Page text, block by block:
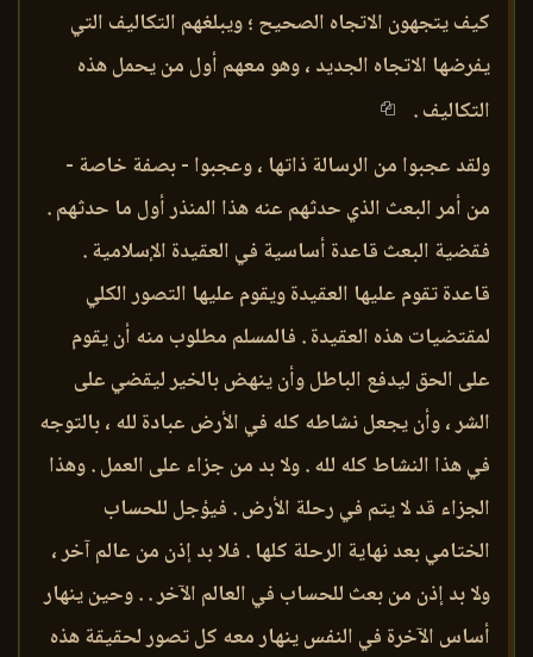
كيف يتجهون الاتجاه الصحيح ؛ ويبلغهم التكاليف التي
يفرضها الاتجاه الجديد ، وهو معهم أول من يحمل هذه
التكاليف .
ولقد عجبوا من الرسالة ذاتها ، وعجبوا - بصفة خاصة -
من أمر البعث الذي حدثهم عنه هذا المنذر أول ما حدثهم .
فقضية البعث قاعدة أساسية في العقيدة الإسلامية .
قاعدة تقوم عليها العقيدة ويقوم عليها التصور الكلي
لمقتضيات هذه العقيدة . فالمسلم مطلوب منه أن يقوم
على الحق ليدفع الباطل وأن ينهض بالخير ليقضي على
الشر ، وأن يجعل نشاطه كله في الأرض عبادة لله ، بالتوجه
في هذا النشاط كله لله . ولا بد من جزاء على العمل . وهذا
الجزاء قد لا يتم في رحلة الأرض . فيؤجل للحساب
الختامي بعد نهاية الرحلة كلها . فلا بد إذن من عالم آخر ،
ولا بد إذن من بعث للحساب في العالم الآخر . . وحين ينهار
أساس الآخرة في النفس ينهار معه كل تصور لحقيقة هذه